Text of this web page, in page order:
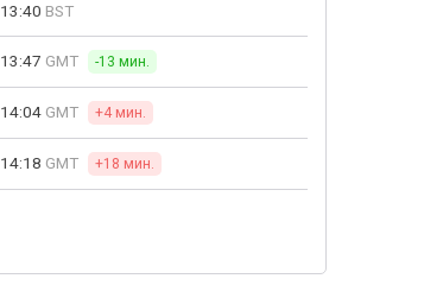
13:40 BST
13:47 GMT -13 мин.
14:04 GMT +4 мин.
14:18 GMT +18 мин.